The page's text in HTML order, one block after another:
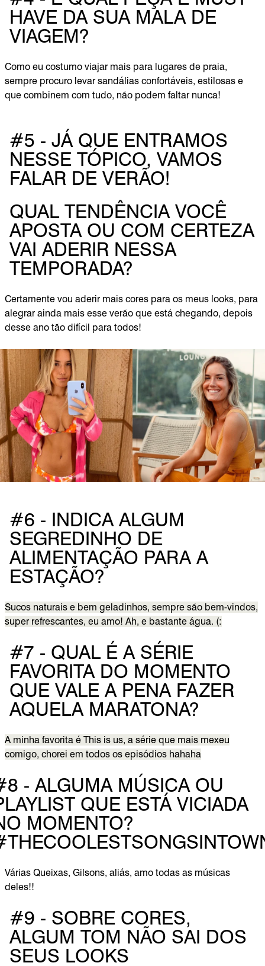
HAVE DA SUA MALA DE
VIAGEM?
Como eu costumo viajar mais para lugares de praia,
sempre procuro levar sandálias confortáveis, estilosas e
que combinem com tudo, não podem faltar nunca!
#5 - JÁ QUE ENTRAMOS
NESSE TÓPICO, VAMOS
FALAR DE VERÃO!
QUAL TENDÊNCIA VOCÊ
APOSTA OU COM CERTEZA
VAI ADERIR NESSA
TEMPORADA?
Certamente vou aderir mais cores para os meus looks, para
alegrar ainda mais esse verão que está chegando, depois
desse ano tão difícil para todos!
#6 - INDICA ALGUM
SEGREDINHO DE
ALIMENTAÇÃO PARA A
ESTAÇÃO?
Sucos naturais e bem geladinhos, sempre são bem-vindos,
super refrescantes, eu amo! Ah, e bastante água. (:
#7 - QUAL É A SÉRIE
FAVORITA DO MOMENTO
QUE VALE A PENA FAZER
AQUELA MARATONA?
A minha favorita é This is us, a série que mais mexeu
comigo, chorei em todos os episódios hahaha
- ALGUMA MÚSICA OU
QUE ESTÁ VICIADA
MOMENTO?
Várias Queixas, Gilsons, aliás, amo todas as músicas
deles!!
#9 - SOBRE CORES,
ALGUM TOM NÃO SAI DOS
SEUS LOOKS